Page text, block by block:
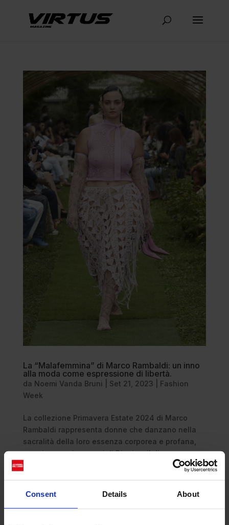
Consent Details About
La “Malafemmina” di Marco Rambaldi: un inno
alla moda come espressione di libertà.
da Noemi Vanda Bruni Set 21, 2023
Fashion
Week
La collezione Primavera Estate 2024 di Marco
Rambaldi rappresenta donne che danzano nella
sacralità della loro essenza corporea e profana,
proprio come i seguaci di Dioniso, il dio
dell’ambiguità. Marco Rambaldi, celebre stilista